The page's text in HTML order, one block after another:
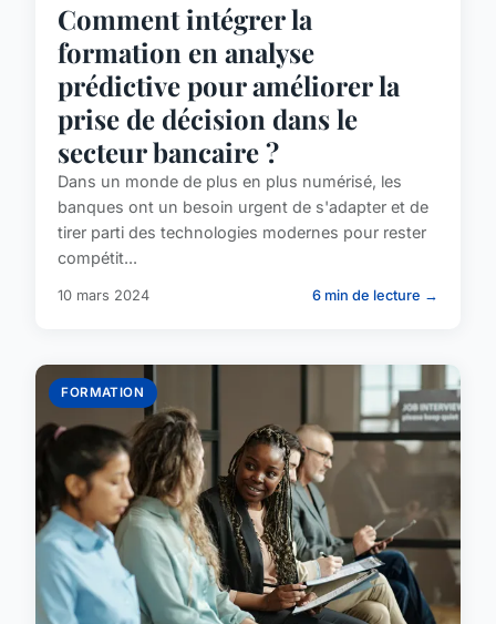
Comment intégrer la
formation en analyse
prédictive pour améliorer la
prise de décision dans le
secteur bancaire ?
Dans un monde de plus en plus numérisé, les
banques ont un besoin urgent de s'adapter et de
tirer parti des technologies modernes pour rester
compétit...
10 mars 2024 6 min de lecture →
FORMATION